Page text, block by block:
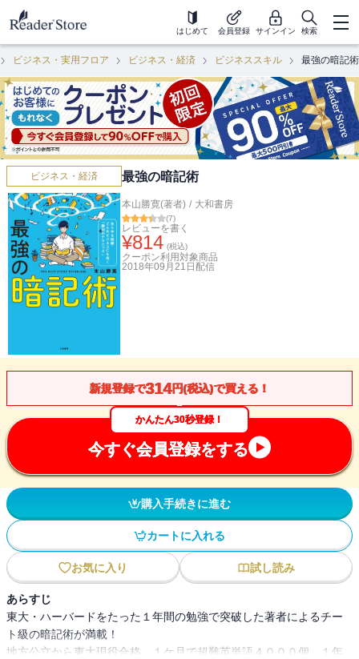
はじめて 会員登録 サインイン 検索
ビジネス・実用フロア ビジネス・経済 ビジネススキル 最強の暗記術
ビジネス・経済 最強の暗記術
本山勝寛(著者) / 大和書房
(7)
レビューを書く
¥814 (税込)
クーポン利用対象商品
2018年09月21日 配信
新規登録で314円(税込)で買える！
かんたん30秒登録！
今すぐ会員登録をする
購入手続きに進む
カートに入れる
お気に入り 試し読み
あらすじ
東大・ハーバードをたった１年間の勉強で突破した著者によるチー
ト級の暗記術が満載！
地方公立から東大現役合格、１ケ月で超難英単語４０００個、１年